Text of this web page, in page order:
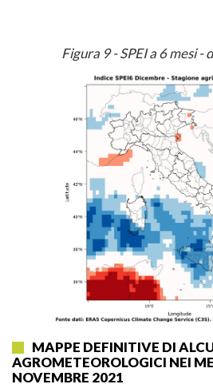
Figura 9 - SPEI a 6 mesi
MAPPE DEFINITIVE DI
AGROMETEOROLOGICI NEI
NOVEMBRE 2021